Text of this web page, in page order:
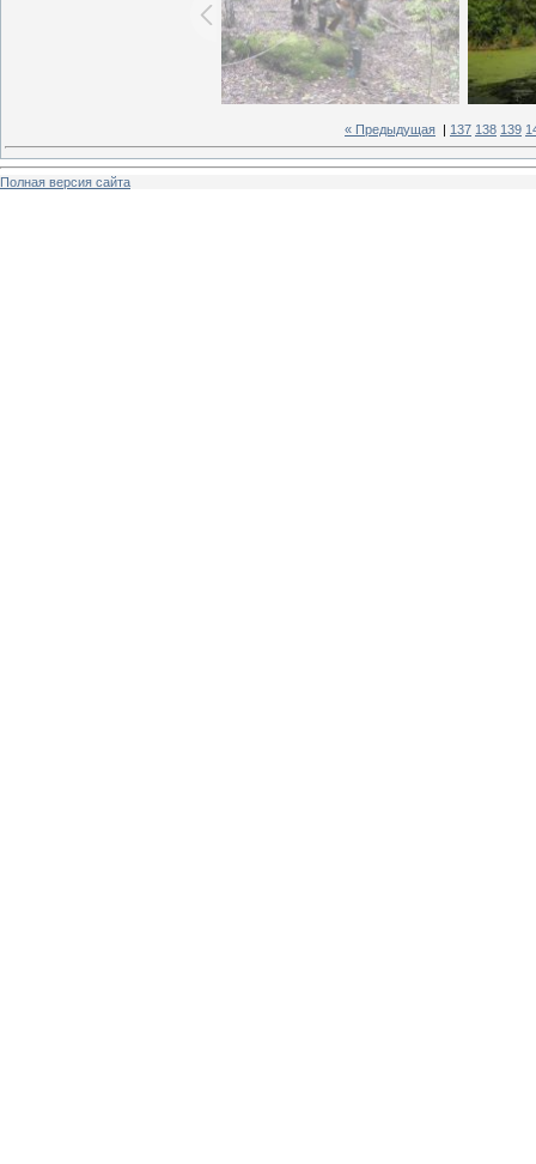
« Предыдущая | 137 138 139
Полная версия сайта